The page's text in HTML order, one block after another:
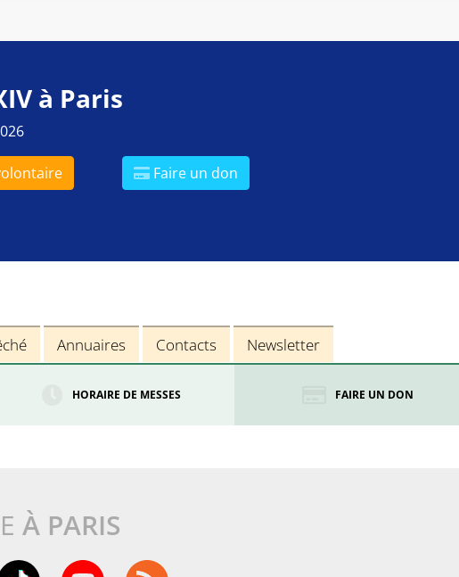
à Paris
Faire un don
Annuaires Contacts Newsletter
HORAIRE DE MESSES FAIRE UN DON
À PARIS